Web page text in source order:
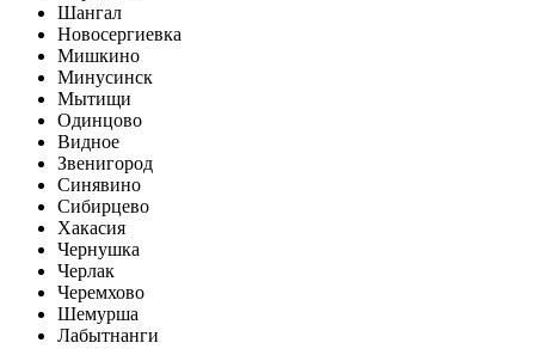
Шангал
Новосергиевка
Мишкино
Минусинск
Мытищи
Одинцово
Видное
Звенигород
Синявино
Сибирцево
Хакасия
Чернушка
Черлак
Черемхово
Шемурша
Лабытнанги